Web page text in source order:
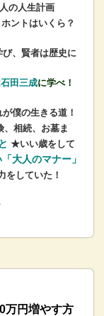
の人生計画
ントはいくら？
、賢者は歴史に
石田三成に学べ！
僕の生きる道！
相続、お墓ま
★いい歳をして
大人のマナー」
していた！
万円増やす方